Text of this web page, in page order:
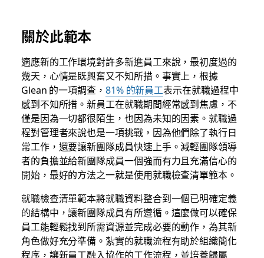
關於此範本
適應新的工作環境對許多新進員工來說，最初度過的
幾天，心情是既興奮又不知所措。事實上，根據
Glean 的一項調查， 81% 的新員工表示在就職過程中
感到不知所措。新員工在就職期間經常感到焦慮，不
僅是因為一切都很陌生，也因為未知的因素。就職過
程對管理者來說也是一項挑戰，因為他們除了執行日
常工作，還要讓新團隊成員快速上手。減輕團隊領導
者的負擔並給新團隊成員一個強而有力且充滿信心的
開始，最好的方法之一就是使用就職檢查清單範本。
就職檢查清單範本將就職資料整合到一個已明確定義
的結構中，讓新團隊成員有所遵循。這麼做可以確保
員工能輕鬆找到所需資源並完成必要的動作，為其新
角色做好充分準備。紮實的就職流程有助於組織簡化
程序，讓新員工融入協作的工作流程，並培養歸屬